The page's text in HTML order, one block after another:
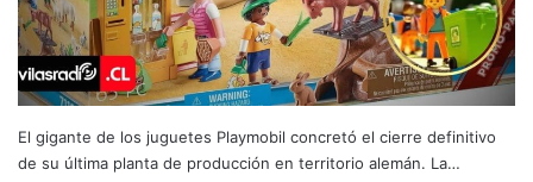
El gigante de los juguetes Playmobil concretó el cierre definitivo
de su última planta de producción en territorio alemán. La…